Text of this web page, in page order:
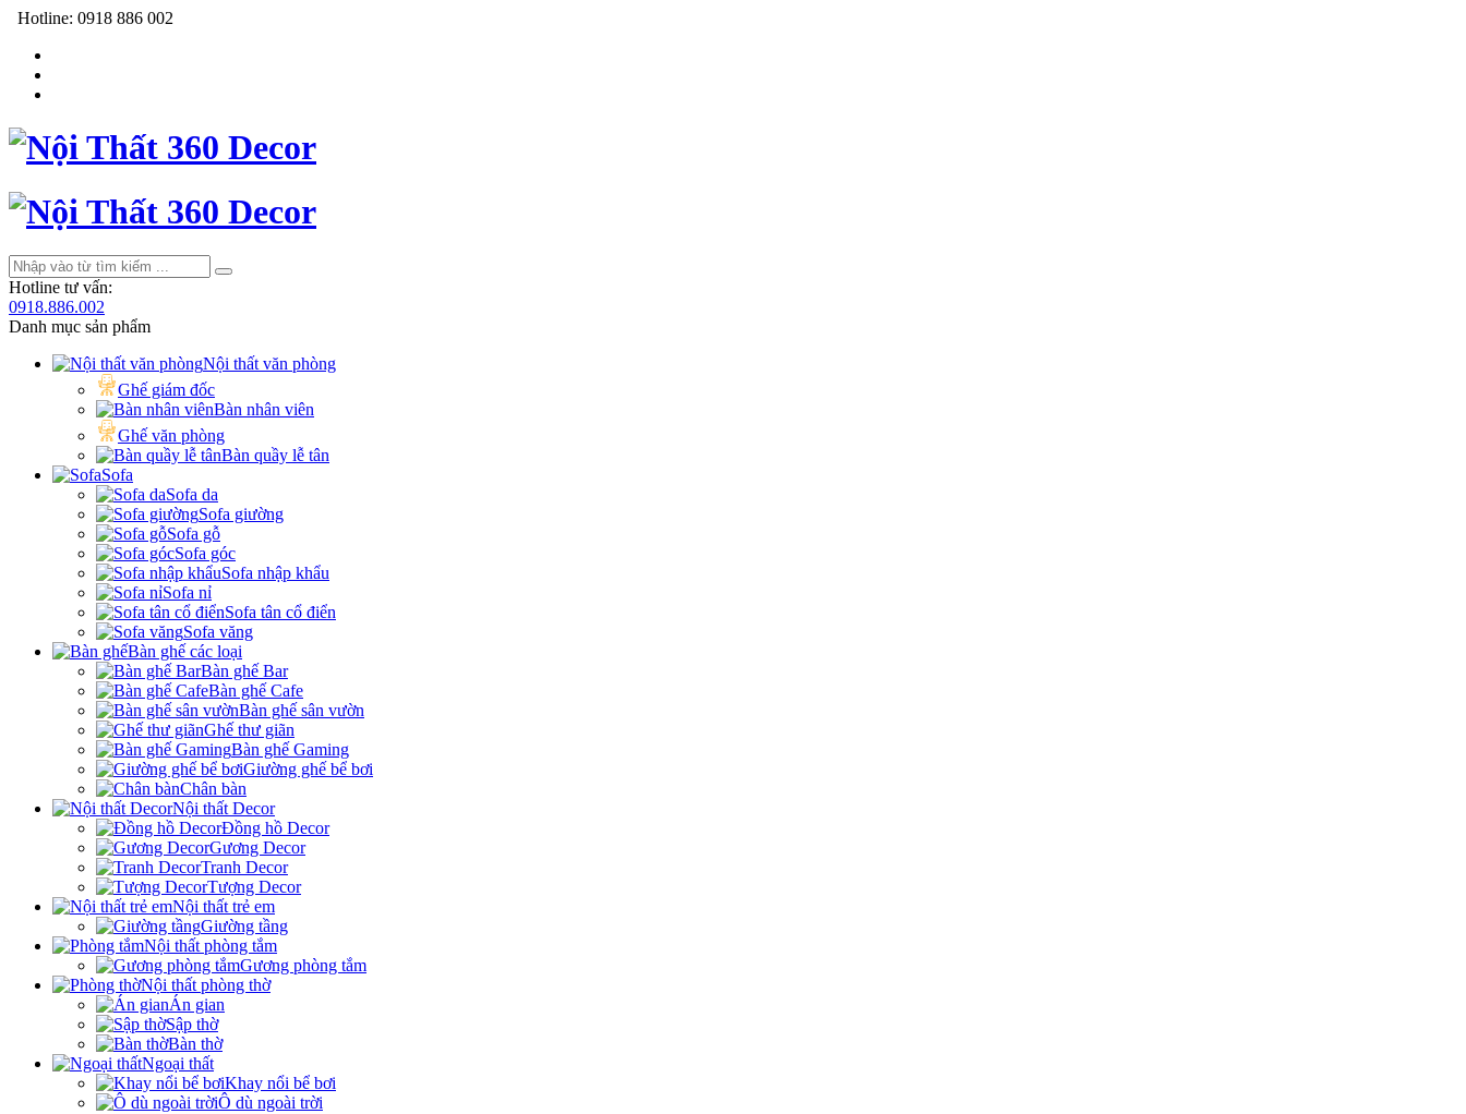
Hotline: 0918 886 002
Hotline tư vấn:
0918.886.002
Danh mục sản phẩm
Nội thất văn phòng
Ghế giám đốc
Bàn nhân viên
Ghế văn phòng
Bàn quầy lễ tân
Sofa
Sofa da
Sofa giường
Sofa gỗ
Sofa góc
Sofa nhập khẩu
Sofa nỉ
Sofa tân cổ điển
Sofa văng
Bàn ghế các loại
Bàn ghế Bar
Bàn ghế Cafe
Bàn ghế sân vườn
Ghế thư giãn
Bàn ghế Gaming
Giường ghế bể bơi
Chân bàn
Nội thất Decor
Đồng hồ Decor
Gương Decor
Tranh Decor
Tượng Decor
Nội thất trẻ em
Giường tầng
Nội thất phòng tắm
Gương phòng tắm
Nội thất phòng thờ
Án gian
Sập thờ
Bàn thờ
Ngoại thất
Khay nổi bể bơi
Ô dù ngoài trời